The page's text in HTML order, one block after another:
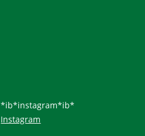
*ib*instagram*ib*
Instagram